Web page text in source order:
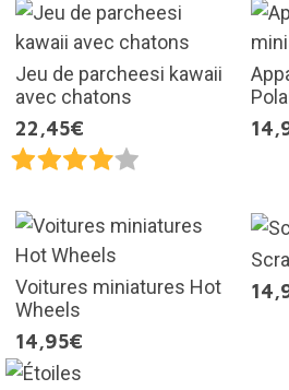
Jeu de parcheesi kawaii
avec chatons
22,45€
Voitures miniatures Hot
Wheels
14,95€